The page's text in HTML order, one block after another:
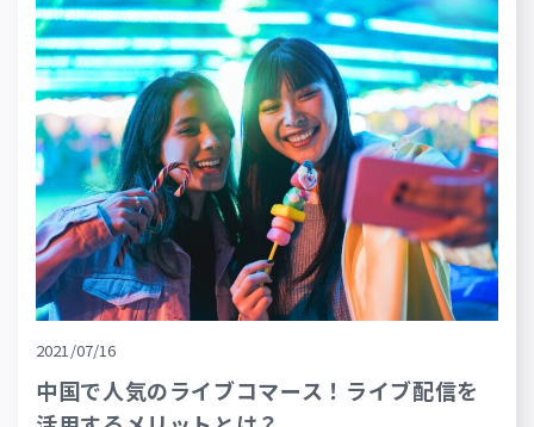
2021/07/16
中国で人気のライブコマース！ライブ配信を